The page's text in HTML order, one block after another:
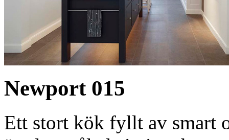
Newport 015
Ett stort kök fyllt av smart